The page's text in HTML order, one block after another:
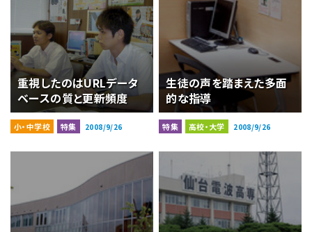
重視したのはURLデータ
ベースの質と更新頻度
小・中学校 特集 2008/9/26
生徒の声を踏まえた多面
的な指導
特集 高校・大学 2008/9/26